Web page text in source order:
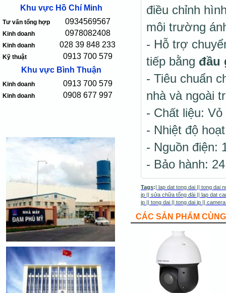
Khu vực Hồ Chí Minh
Tư vấn tổng hợp 0934569567
Kinh doanh 0978082408
Kinh doanh 028 39 848 233
Kỹ thuật
0913 700 579
Khu vực Bình Thuận
Kinh doanh 0913 700 579
Kinh doanh 0908 677 997
điều chỉnh
môi trường
- Hỗ trợ
tiếp bằng đầu
- Tiêu chuẩn
nhà và ngoài
- Chất liệu:
- Nhiệt độ
- Nguồn điện:
- Bảo hành:
Tags:| lap dat tong dai || tong dai
ip || sửa chữa tổng đài || lap dat
ip || tong dai || tong dai ip ||
CÁC SẢN PHẨM